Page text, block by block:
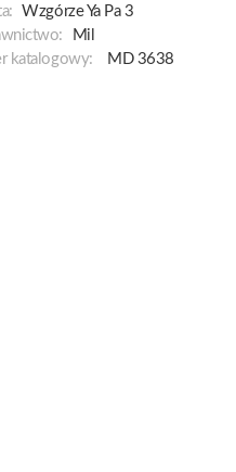
Wzgórze Ya Pa 3
Mil
katalogowy:
MD 3638